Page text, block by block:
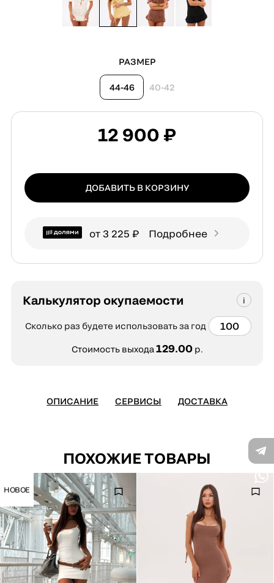
РАЗМЕР
44-46 40-42
12 900 ₽
ДОБАВИТЬ В КОРЗИНУ
от 3 225 ₽ Подробнее
Калькулятор окупаемости
Сколько раз будете использовать за год
Стоимость выхода 129.00р.
ОПИСАНИЕ СЕРВИСЫ ДОСТАВКА
ПОХОЖИЕ ТОВАРЫ
НОВОЕ